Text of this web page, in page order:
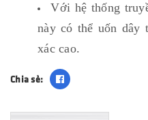
Với hệ thống
này có thể uốn dây
xác cao.
Chia sẻ: